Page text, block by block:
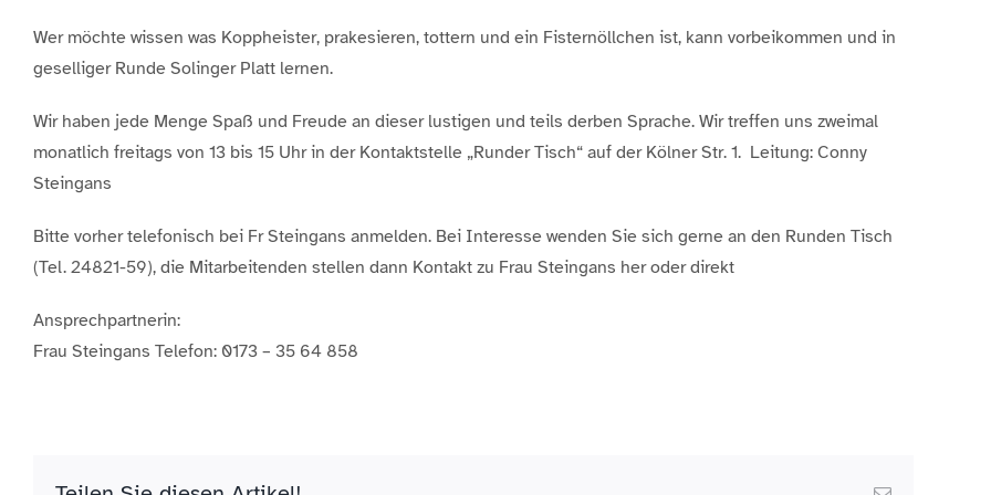
Wer möchte wissen was Koppheister, prakesieren, tottern und ein Fisternöllchen ist, kann vorbeikommen und in
geselliger Runde Solinger Platt lernen.
Wir haben jede Menge Spaß und Freude an dieser lustigen und teils derben Sprache. Wir treffen uns zweimal
monatlich freitags von 13 bis 15 Uhr in der Kontaktstelle „Runder Tisch“ auf der Kölner Str. 1. Leitung: Conny
Steingans
Bitte vorher telefonisch bei Fr Steingans anmelden. Bei Interesse wenden Sie sich gerne an den Runden Tisch
(Tel. 24821-59), die Mitarbeitenden stellen dann Kontakt zu Frau Steingans her oder direkt
Ansprechpartnerin:
Frau Steingans Telefon: 0173 – 35 64 858